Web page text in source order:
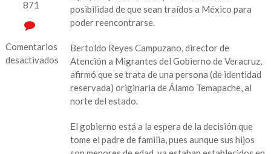
871
Comentarios
desactivados
posibilidad de que sean traídos a México para
poder reencontrarse.
Bertoldo Reyes Campuzano, director de
Atención a Migrantes del Gobierno de Veracruz,
afirmó que se trata de una persona (de identidad
reservada) originaria de Álamo Temapache, al
norte del estado.
El gobierno está a la espera de la decisión que
tome el padre de familia, pues aunque sus hijos